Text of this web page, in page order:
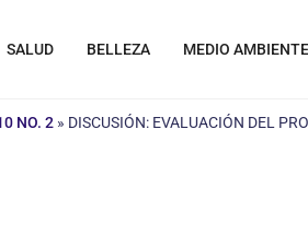
SALUD BELLEZA MEDIO AMBIENTE
NO. 2 » DISCUSIÓN: EVALUACIÓN DEL